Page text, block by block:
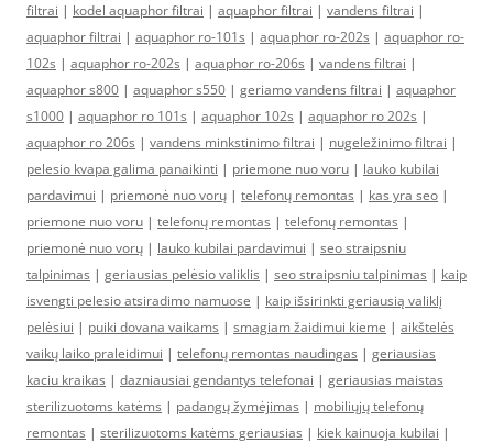
filtrai | kodel aquaphor filtrai | aquaphor filtrai | vandens filtrai |
aquaphor filtrai | aquaphor ro-101s | aquaphor ro-202s | aquaphor ro-
102s | aquaphor ro-202s | aquaphor ro-206s | vandens filtrai |
aquaphor s800 | aquaphor s550 | geriamo vandens filtrai | aquaphor
s1000 | aquaphor ro 101s | aquaphor 102s | aquaphor ro 202s |
aquaphor ro 206s | vandens minkstinimo filtrai | nugeležinimo filtrai |
pelesio kvapa galima panaikinti | priemone nuo voru | lauko kubilai
pardavimui | priemonė nuo vorų | telefonų remontas | kas yra seo |
priemone nuo voru | telefonų remontas | telefonų remontas |
priemonė nuo vorų | lauko kubilai pardavimui | seo straipsniu
talpinimas | geriausias pelėsio valiklis | seo straipsniu talpinimas | kaip
isvengti pelesio atsiradimo namuose | kaip išsirinkti geriausią valiklį
pelėsiui | puiki dovana vaikams | smagiam žaidimui kieme | aikštelės
vaikų laiko praleidimui | telefonų remontas naudingas | geriausias
kaciu kraikas | dazniausiai gendantys telefonai | geriausias maistas
sterilizuotoms katėms | padangų žymėjimas | mobiliųjų telefonų
remontas | sterilizuotoms katėms geriausias | kiek kainuoja kubilai |